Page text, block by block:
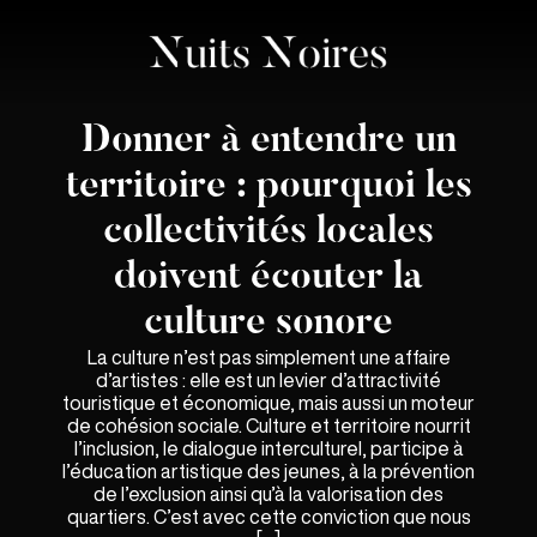
Donner à entendre un
territoire : pourquoi les
collectivités locales
doivent écouter la
culture sonore
La culture n’est pas simplement une affaire
d’artistes : elle est un levier d’attractivité
touristique et économique, mais aussi un moteur
de cohésion sociale. Culture et territoire nourrit
l’inclusion, le dialogue interculturel, participe à
l’éducation artistique des jeunes, à la prévention
de l’exclusion ainsi qu’à la valorisation des
quartiers. C’est avec cette conviction que nous